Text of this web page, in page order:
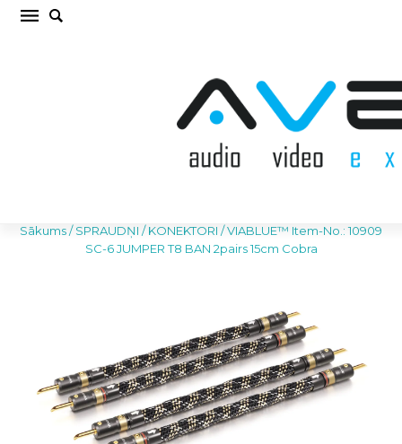
VIABLUE™ Item-No.: 10909 SC-6 JUMPER T8
Sākums/SPRAUDŅI / KONEKTORI /VIABLUE™ Item-No.: 10909
SC-6 JUMPER T8 BAN 2pairs 15cm Cobra